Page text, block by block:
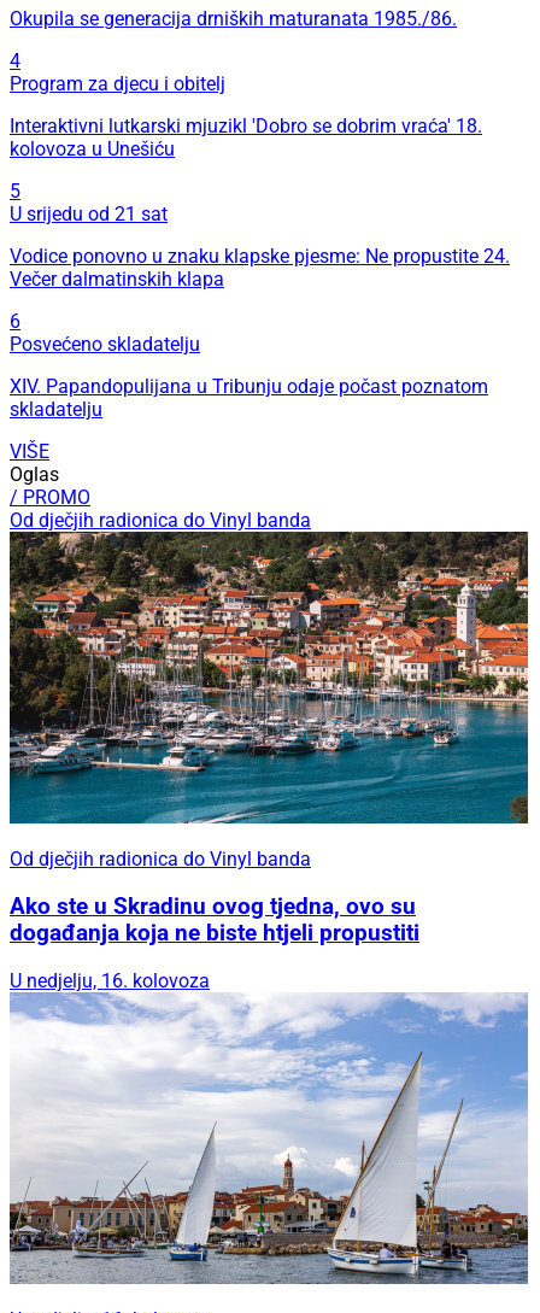
Okupila se generacija drniških maturanata 1985./86.
4
Program za djecu i obitelj
Interaktivni lutkarski mjuzikl 'Dobro se dobrim vraća' 18.
kolovoza u Unešiću
5
U srijedu od 21 sat
Vodice ponovno u znaku klapske pjesme: Ne propustite 24.
Večer dalmatinskih klapa
6
Posvećeno skladatelju
XIV. Papandopulijana u Tribunju odaje počast poznatom
skladatelju
VIŠE
Oglas
/ PROMO
Od dječjih radionica do Vinyl banda
Od dječjih radionica do Vinyl banda
Ako ste u Skradinu ovog tjedna, ovo su
događanja koja ne biste htjeli propustiti
U nedjelju, 16. kolovoza